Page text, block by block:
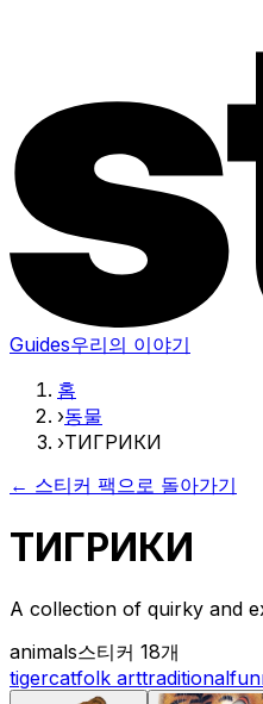
Guides우리의 이야기
홈
›동물
›ТИГРИКИ
← 스티커 팩으로 돌아가기
ТИГРИКИ
A collection of quirky and
animals스티커 18개
tigercatfolk arttraditional